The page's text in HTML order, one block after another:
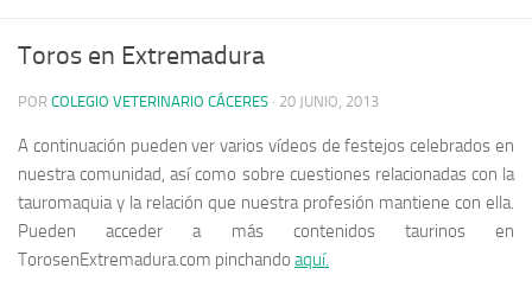
Toros en Extremadura
POR COLEGIO VETERINARIO CÁCERES · 20 JUNIO, 2013
A continuación pueden ver varios vídeos de festejos celebrados en
nuestra comunidad, así como sobre cuestiones relacionadas con la
tauromaquia y la relación que nuestra profesión mantiene con ella.
Pueden acceder a más contenidos taurinos en
TorosenExtremadura.com pinchando aquí.